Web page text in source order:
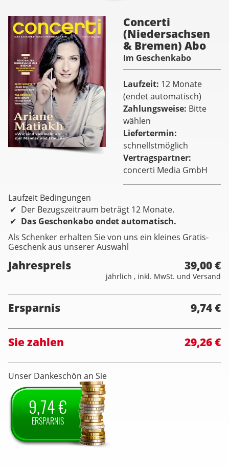
Concerti
(Niedersachsen
& Bremen) Abo
Im Geschenkabo
Laufzeit 12 Monate
(endet automatisch)
Zahlungsweise Bitte
wählen
Liefertermin
schnellstmöglich
Vertragspartner
concerti Media GmbH
Laufzeit Bedingungen
Der Bezugszeitraum beträgt 12 Monate.
Das Geschenkabo endet automatisch.
Als Schenker erhalten Sie von uns ein kleines Gratis-
Geschenk aus unserer Auswahl
Jahrespreis 39,00 €
jährlich , inkl. MwSt. und Versand
Ersparnis 9,74 €
Sie zahlen 29,26 €
Unser Dankeschön an Sie
9,74 €
ERSPARNIS